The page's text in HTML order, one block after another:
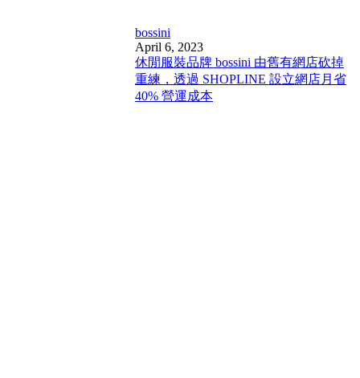
bossini
April 6, 2023
休閒服裝品牌 bossini 由舊有網店砍掉
重練，透過 SHOPLINE 設立網店月省
40% 營運成本